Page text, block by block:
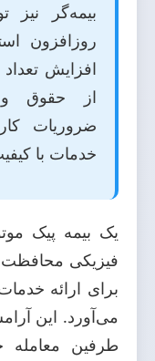
بیمه‌گر نیز
روزافزون
افزایش
از حقوق و
ضروریات
خدمات با
یک بیمه پیک
فیزیکی محافظت
برای ارائه
طرفین معامله